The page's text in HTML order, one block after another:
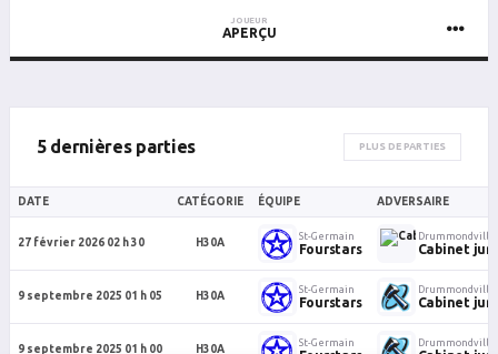
JOUEUR
APERÇU
5 dernières parties PLUS DE PARTIES
DATE CATÉGORIE ÉQUIPE ADVERSAIRE
27 février 2026 02 h 30 H30A
St-Germain
Fourstars
Drummondville
Cabinet
9 septembre 2025 01 h 05 H30A
St-Germain
Fourstars
Drummondville
Cabinet
9 septembre 2025 01 h 00 H30A
St-Germain Drummondville